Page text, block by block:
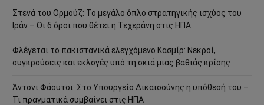
Στενά του Ορμούζ: Το μεγάλο όπλο στρατηγικής ισχύος του
Ιράν – Οι 6 όροι που θέτει η Τεχεράνη στις ΗΠΑ
Φλέγεται το πακιστανικά ελεγχόμενο Κασμίρ: Νεκροί,
συγκρούσεις και εκλογές υπό τη σκιά μιας βαθιάς κρίσης
Άντονι Φάουτσι: Στο Υπουργείο Δικαιοσύνης η υπόθεσή του –
Τι πραγματικά συμβαίνει στις ΗΠΑ